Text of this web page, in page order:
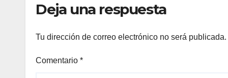
garantiza un
Deja una respuesta
Tu dirección de correo electrónico no será publicada.
Comentario *